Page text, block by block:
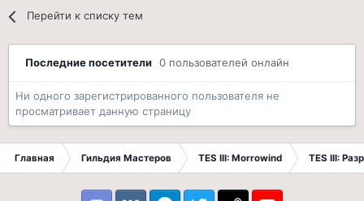
Перейти к списку тем
Последние посетители 0 пользователей онлайн
Ни одного зарегистрированного пользователя не
просматривает данную страницу
Главная Гильдия Мастеров TES III: Morrowind TES III: